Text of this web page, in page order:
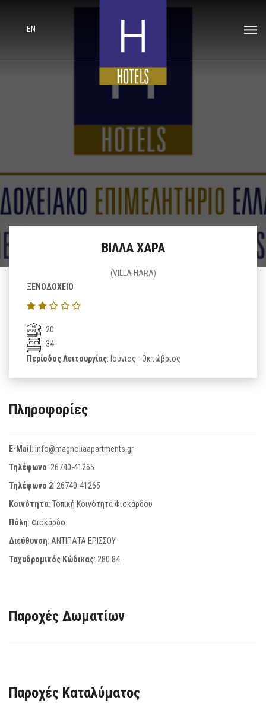
EN
ΒΙΛΛΑ ΧΑΡΑ
(VILLA HARA)
ΞΕΝΟΔΟΧΕΙΟ
20
34
Περίοδος Λειτουργίας: Ιούνιος - Οκτώβριος
Πληροφορίες
E-Mail: info@magnoliaapartments.gr
Τηλέφωνο: 26740-41265
Τηλέφωνο 2: 26740-41265
Κοινότητα: Τοπική Κοινότητα Φισκάρδου
Πόλη: Φισκάρδο
Διεύθυνση: ΑΝΤΙΠΑΤΑ ΕΡΙΣΣΟΥ
Ταχυδρομικός Κώδικας: 280 84
Παροχές Δωματίων
Παροχές Καταλύματος